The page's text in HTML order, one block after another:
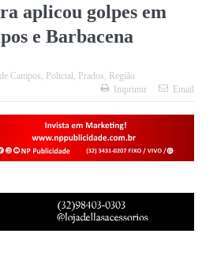
aplicou golpes em
e Barbacena
Campos, Policial , Prados, Região
Imprimir
Email